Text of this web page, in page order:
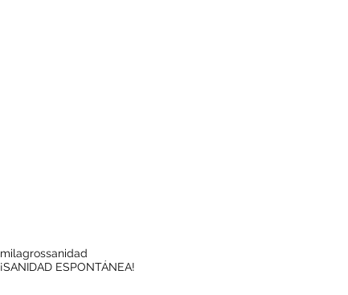
milagrossanidad
¡SANIDAD ESPONTÁNEA!